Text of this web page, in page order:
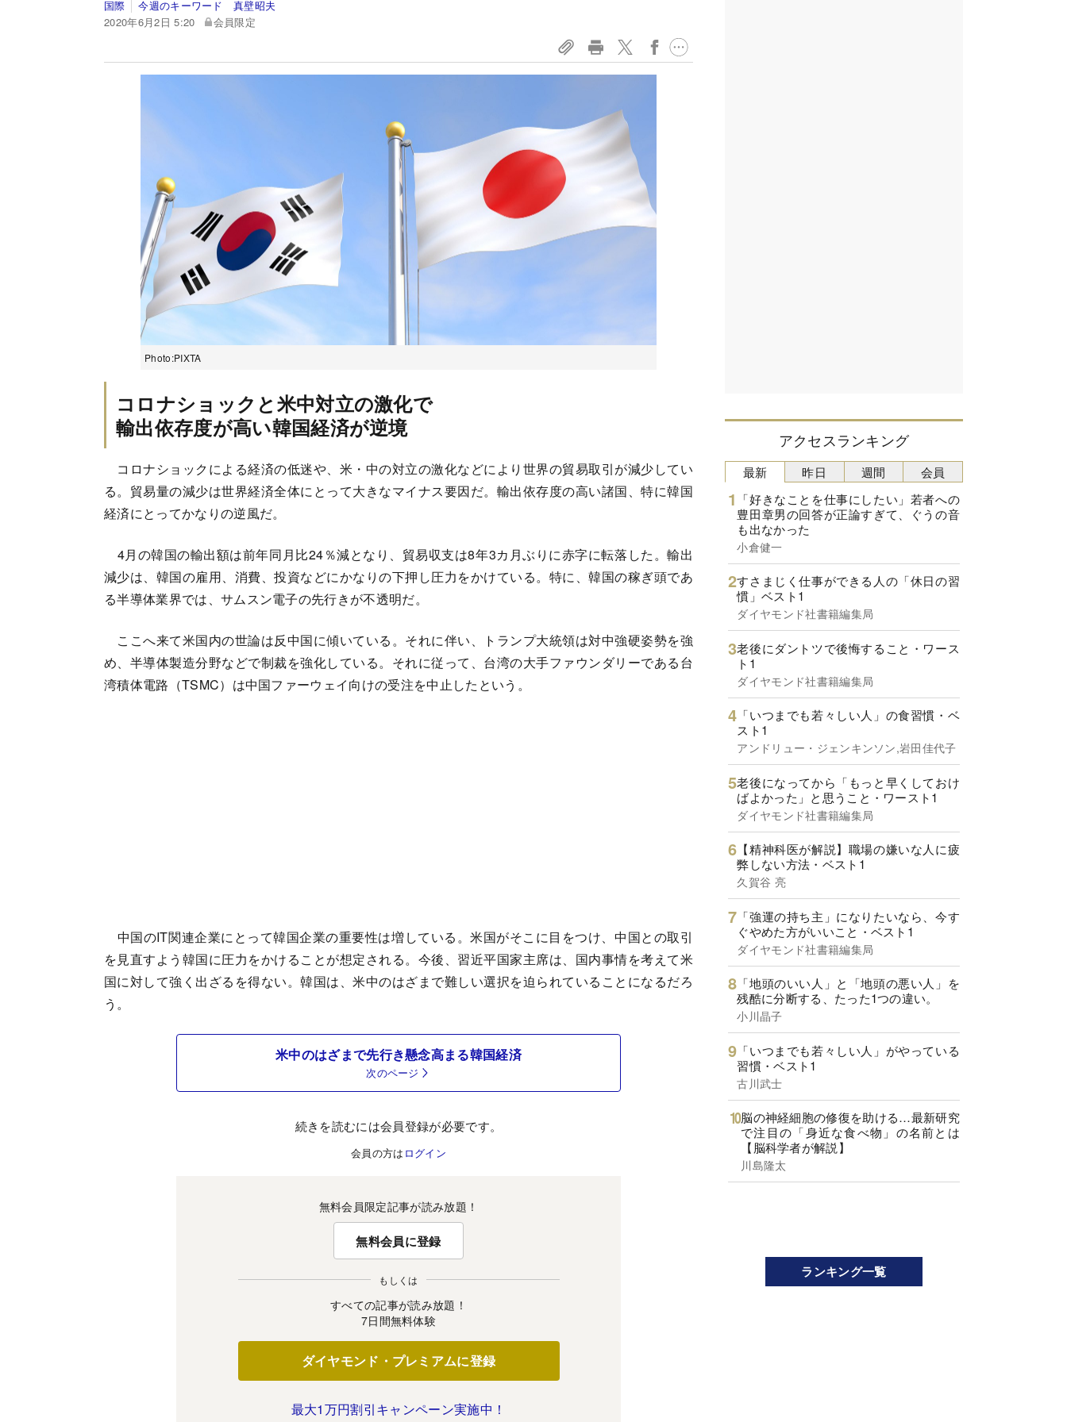
国際
今週のキーワード 真壁昭夫
2020年6月2日 5:20
会員限定
Photo:PIXTA
コロナショックと米中対立の激化で
輸出依存度が高い韓国経済が逆境
コロナショックによる経済の低迷や、米・中の対立の激化などにより世界の貿易取引が減少してい
る。貿易量の減少は世界経済全体にとって大きなマイナス要因だ。輸出依存度の高い諸国、特に韓国
経済にとってかなりの逆風だ。
4月の韓国の輸出額は前年同月比24％減となり、貿易収支は8年3カ月ぶりに赤字に転落した。輸出
減少は、韓国の雇用、消費、投資などにかなりの下押し圧力をかけている。特に、韓国の稼ぎ頭であ
る半導体業界では、サムスン電子の先行きが不透明だ。
ここへ来て米国内の世論は反中国に傾いている。それに伴い、トランプ大統領は対中強硬姿勢を強
め、半導体製造分野などで制裁を強化している。それに従って、台湾の大手ファウンダリーである台
湾積体電路（TSMC）は中国ファーウェイ向けの受注を中止したという。
中国のIT関連企業にとって韓国企業の重要性は増している。米国がそこに目をつけ、中国との取引
を見直すよう韓国に圧力をかけることが想定される。今後、習近平国家主席は、国内事情を考えて米
国に対して強く出ざるを得ない。韓国は、米中のはざまで難しい選択を迫られていることになるだろ
う。
米中のはざまで先行き懸念高まる韓国経済
次のページ
続きを読むには会員登録が必要です。
会員の方は ログイン
無料会員限定記事が読み放題！
無料会員に登録
もしくは
すべての記事が読み放題！
7日間無料体験
ダイヤモンド・プレミアムに登録
最大1万円割引キャンペーン実施中！
アクセスランキング
最新
「好きなことを仕事にしたい」若者への
豊田章男の回答が正論すぎて、ぐうの音
も出なかった
小倉健一
すさまじく仕事ができる人の「休日の習
慣」ベスト1
ダイヤモンド社書籍編集局
老後にダントツで後悔すること・ワース
ト1
ダイヤモンド社書籍編集局
「いつまでも若々しい人」の食習慣・ベ
スト1
アンドリュー・ジェンキンソン,岩田佳代子
老後になってから「もっと早くしておけ
ばよかった」と思うこと・ワースト1
ダイヤモンド社書籍編集局
【精神科医が解説】職場の嫌いな人に疲
弊しない方法・ベスト1
久賀谷 亮
「強運の持ち主」になりたいなら、今す
ぐやめた方がいいこと・ベスト1
ダイヤモンド社書籍編集局
「地頭のいい人」と「地頭の悪い人」を
残酷に分断する、たった1つの違い。
小川晶子
「いつまでも若々しい人」がやっている
習慣・ベスト1
古川武士
脳の神経細胞の修復を助ける…最新研究
で注目の「身近な食べ物」の名前とは
【脳科学者が解説】
川島隆太
昨日 週間 会員
ランキング一覧